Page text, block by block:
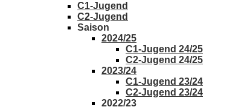
C1-Jugend
C2-Jugend
Saison
2024/25
C1-Jugend 24/25
C2-Jugend 24/25
2023/24
C1-Jugend 23/24
C2-Jugend 23/24
2022/23